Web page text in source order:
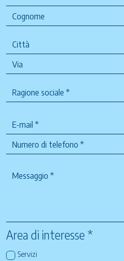
Area di interesse *
Servizi